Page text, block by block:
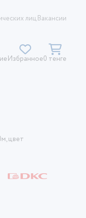
лицВакансии
Избранное0 тенге
цвет